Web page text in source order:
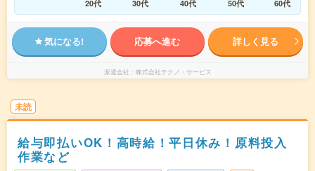
20代
30代 40代 50代 60代
気になる! 応募へ進む 詳しく見る
派遣会社 株式会社テクノ・サービス
未読
給与即払いOK！高時給！平日休み！原料投入
作業など